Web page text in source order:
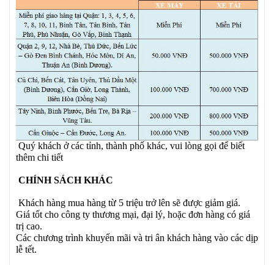
Quý khách ở các tỉnh, thành phố khác, vui lòng gọi để biết
thêm chi tiết
CHÍNH SÁCH KHÁC
Khách hàng mua hàng từ 5 triệu trở lên sẽ được giảm giá.
Giá tốt cho công ty thương mại, đại lý, hoặc đơn hàng có giá
trị cao.
Các chương trình khuyến mãi và tri ân khách hàng vào các dịp
lễ tết.